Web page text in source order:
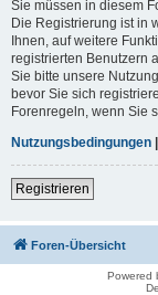
Sie müssen in diesem
Die Registrierung ist in
Ihnen, auf weitere
registrierten Benutzern
Sie bitte unsere
bevor Sie sich
Forenregeln, wenn Sie
Nutzungsbedingungen |
Registrieren
Foren-Übersicht
Powered